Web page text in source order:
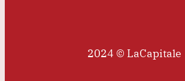
2024 © LaCapitale